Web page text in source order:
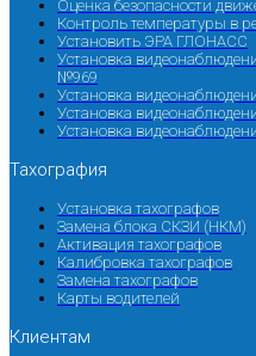
Оценка безопасности
Контроль температуры в
Установить ЭРА ГЛОНАСС
Установка
№969
Установка
Установка
Установка
Тахография
Установка тахографов
Замена блока СКЗИ (НКМ)
Активация тахографов
Калибровка тахографов
Замена тахографов
Карты водителей
Клиентам